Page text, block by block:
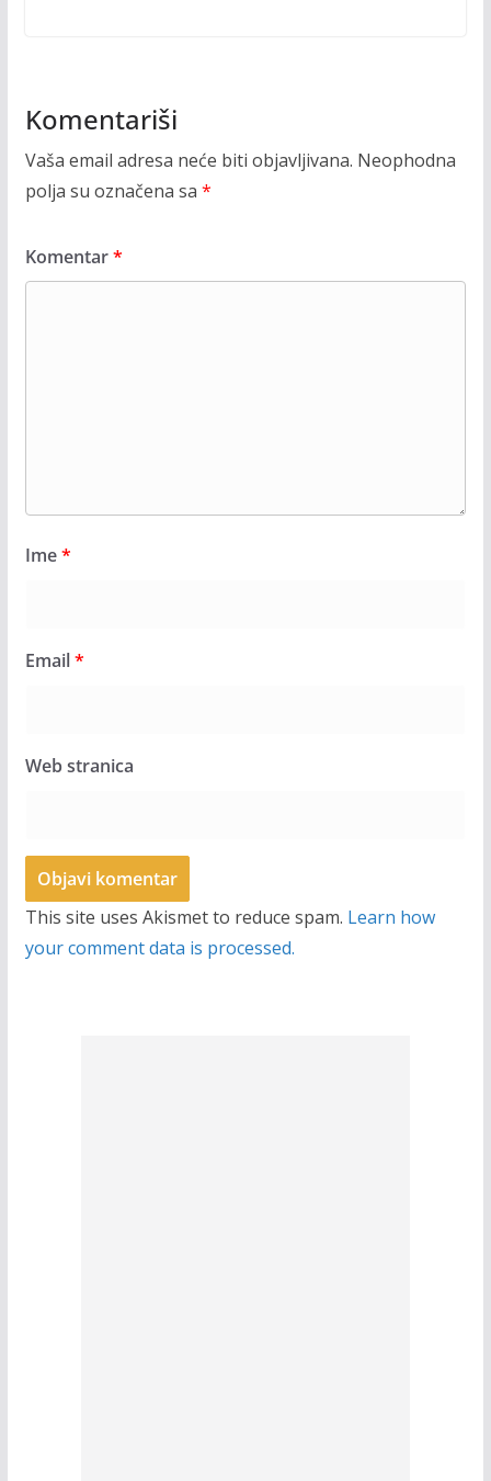
Komentariši
Vaša email adresa neće biti objavljivana. Neophodna
polja su označena sa *
Komentar*
Ime*
Email*
Web stranica
This site uses Akismet to reduce spam. Learn how
your comment data is processed.